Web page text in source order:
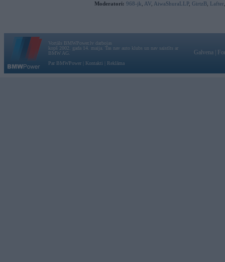
Moderatori: 968-jk AV AiwaShuraLLP, GirtzB Lafter
Vortāls BMWPower.lv darbojas
kopš 2002. gada 14. maija. Tas nav auto klubs un nav saistīts ar
BMW AG.
Par BMWPower
Kontakti Reklāma
Galvena